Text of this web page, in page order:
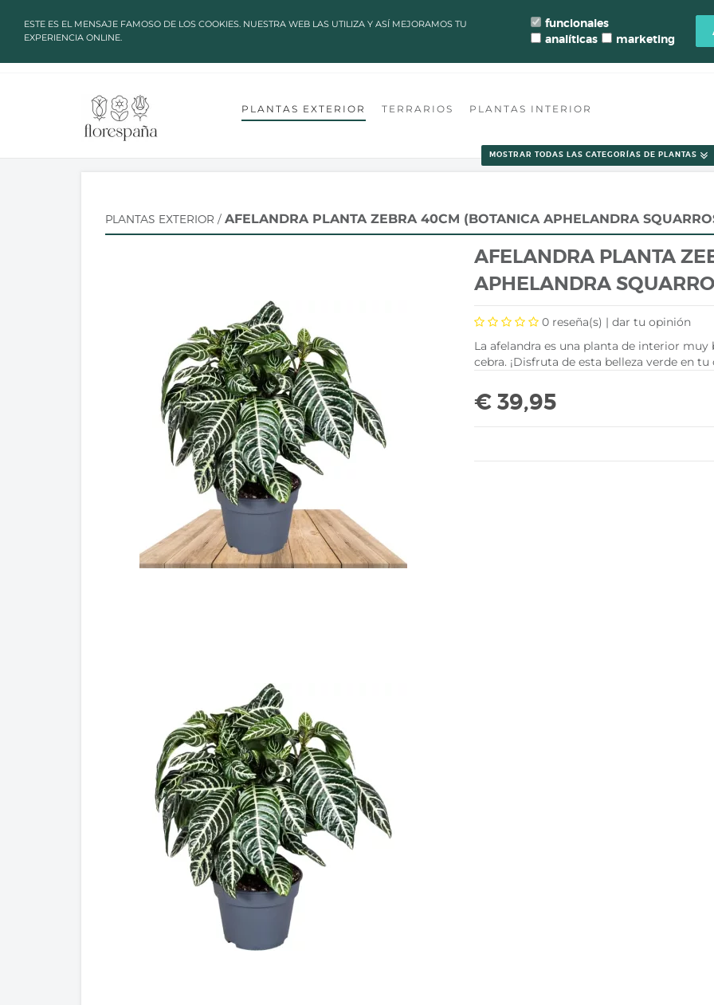
✔ ALTAS TEMPERATURAS: LOS PLAZOS DE PROCESAMIENTO Y ENVÍO DE PEDIDOS CAMBIAN PARA
PLANTAS EXTERIOR TERRARIOS PLANTAS INTERIOR
MOSTRAR TODAS LAS CATEGORÍAS DE PLANTAS
PLANTAS EXTERIOR / AFELANDRA PLANTA ZEBRA 40CM (BOTANICA APHELANDRA
AFELANDRA PLANTA
APHELANDRA
0reseña(s) | dar tu opinión
La afelandra es una planta de interior
cebra. ¡Disfruta de esta belleza verde en
€ 39,95
ESTE ES EL MENSAJE FAMOSO DE LOS COOKIES. NUESTRA WEB LAS UTILIZA Y ASÍ MEJORAMOS TU
EXPERIENCIA ONLINE.
funcionales
analíticas
marketing